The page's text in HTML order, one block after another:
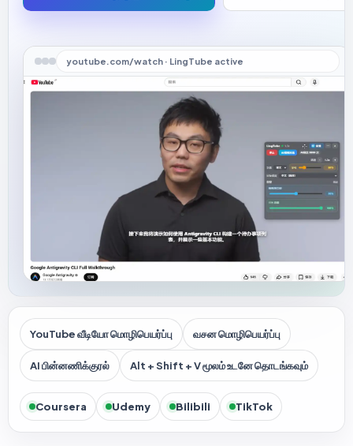
youtube.com/watch · LingTube active
YouTube வீடியோ மொழிபெயர்ப்பு வசன மொழிபெயர்ப்பு
AI பின்னணிக்குரல் Alt + Shift + V மூலம் உடனே தொடங்கவும்
Coursera Udemy Bilibili TikTok